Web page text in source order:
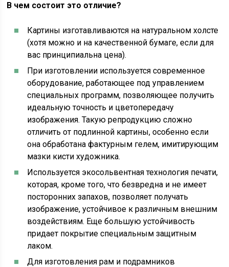
В чем состоит это отличие?
Картины изготавливаются на натуральном холсте
(хотя можно и на качественной бумаге, если для
вас принципиальна цена).
При изготовлении используется современное
оборудование, работающее под управлением
специальных программ, позволяющее получить
идеальную точность и цветопередачу
изображения. Такую репродукцию сложно
отличить от подлинной картины, особенно если
она обработана фактурным гелем, имитирующим
мазки кисти художника.
Используется экосольвентная технология печати,
которая, кроме того, что безвредна и не имеет
посторонних запахов, позволяет получать
изображение, устойчивое к различным внешним
воздействиям. Еще большую устойчивость
придает покрытие специальным защитным
лаком.
Для изготовления рам и подрамников